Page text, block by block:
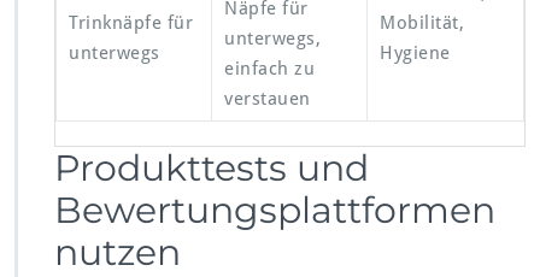
Trinknäpfe für
unterwegs
Näpfe für
unterwegs,
einfach zu
verstauen
Mobilität,
Hygiene
Produkttests und
Bewertungsplattformen
nutzen